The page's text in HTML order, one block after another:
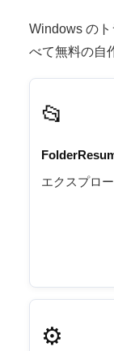
Windows の
べて無料の自
📂
エクスプロ
⚙️